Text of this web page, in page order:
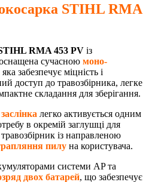
STIHL RMA
RMA 453 PV із
сучасною моно-
яка забезпечує міцність і
доступ до травозбірника, легке
складання для зберігання.
легко активується одним
в окремій заглушці для
із направленою
пилу на користувача.
системи AP та
двох батарей, що забезпечує